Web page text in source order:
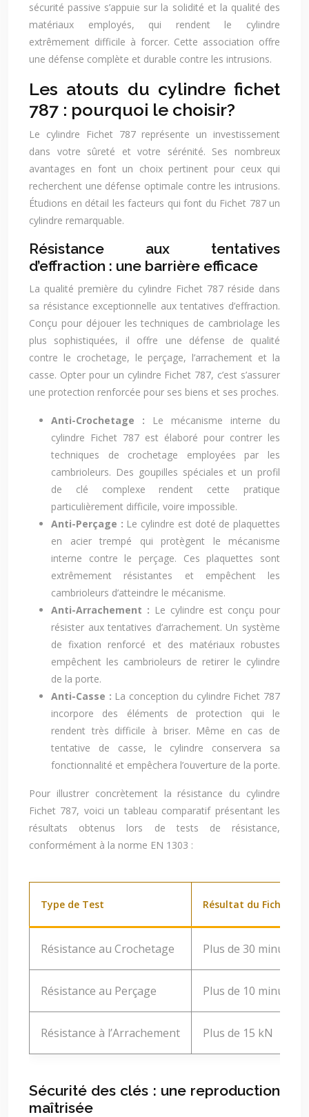
sécurité passive s’appuie sur la solidité et la qualité des
matériaux employés, qui rendent le cylindre
extrêmement difficile à forcer. Cette association offre
une défense complète et durable contre les intrusions.
Les atouts du cylindre fichet
787 : pourquoi le choisir?
Le cylindre Fichet 787 représente un investissement
dans votre sûreté et votre sérénité. Ses nombreux
avantages en font un choix pertinent pour ceux qui
recherchent une défense optimale contre les intrusions.
Étudions en détail les facteurs qui font du Fichet 787 un
cylindre remarquable.
Résistance aux tentatives
d’effraction : une barrière efficace
La qualité première du cylindre Fichet 787 réside dans
sa résistance exceptionnelle aux tentatives d’effraction.
Conçu pour déjouer les techniques de cambriolage les
plus sophistiquées, il offre une défense de qualité
contre le crochetage, le perçage, l’arrachement et la
casse. Opter pour un cylindre Fichet 787, c’est s’assurer
une protection renforcée pour ses biens et ses proches.
Anti-Crochetage :
Le mécanisme interne du
cylindre Fichet 787 est élaboré pour contrer les
techniques de crochetage employées par les
cambrioleurs. Des goupilles spéciales et un profil
de clé complexe rendent cette pratique
particulièrement difficile, voire impossible.
Anti-Perçage : Le cylindre est doté de plaquettes
en acier trempé qui protègent le mécanisme
interne contre le perçage. Ces plaquettes sont
extrêmement résistantes et empêchent les
cambrioleurs d’atteindre le mécanisme.
Anti-Arrachement : Le cylindre est conçu pour
résister aux tentatives d’arrachement. Un système
de fixation renforcé et des matériaux robustes
empêchent les cambrioleurs de retirer le cylindre
de la porte.
Anti-Casse : La conception du cylindre Fichet 787
incorpore des éléments de protection qui le
rendent très difficile à briser. Même en cas de
tentative de casse, le cylindre conservera sa
fonctionnalité et empêchera l’ouverture de la porte.
Pour illustrer concrètement la résistance du cylindre
Fichet 787, voici un tableau comparatif présentant les
résultats obtenus lors de tests de résistance,
conformément à la norme EN 1303 :
Type de Test Résultat du Fichet
Résistance au Crochetage Plus de 30 minutes
Résistance au Perçage Plus de 10 minutes
Résistance à l’Arrachement Plus de 15 kN
Sécurité des clés : une reproduction
maîtrisée